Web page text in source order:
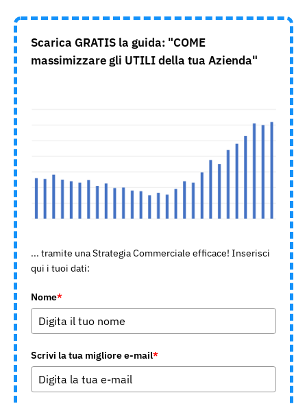
Scarica GRATIS la guida: "COME
massimizzare gli UTILI della tua Azienda"
... tramite una Strategia Commerciale efficace! Inserisci
qui i tuoi dati:
Nome*
Scrivi la tua migliore e-mail*